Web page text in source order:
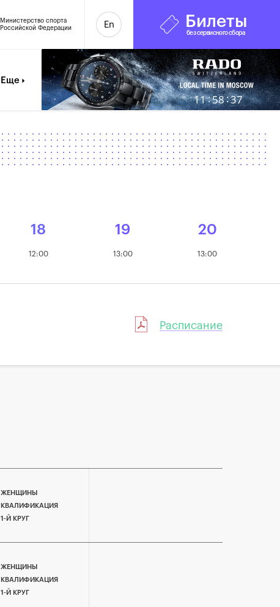
Министерство спорта
Российской Федерации
En Билеты
без сервисного сбора
Еще
11:58:38
18
12:00
19
13:00
20
13:00
Расписание
ЖЕНЩИНЫ
КВАЛИФИКАЦИЯ
1-Й КРУГ
ЖЕНЩИНЫ
КВАЛИФИКАЦИЯ
1-Й КРУГ